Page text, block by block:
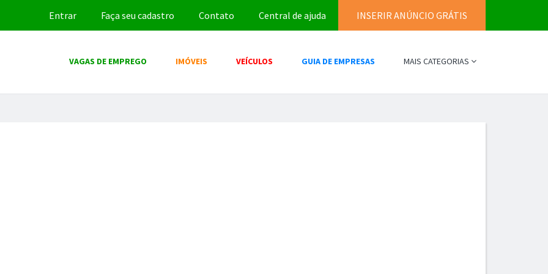
Entrar Faça seu cadastro Contato Central de ajuda INSERIR ANÚNCIO GRÁTIS
VAGAS DE EMPREGO IMÓVEIS VEÍCULOS GUIA DE EMPRESAS MAIS CATEGORIAS